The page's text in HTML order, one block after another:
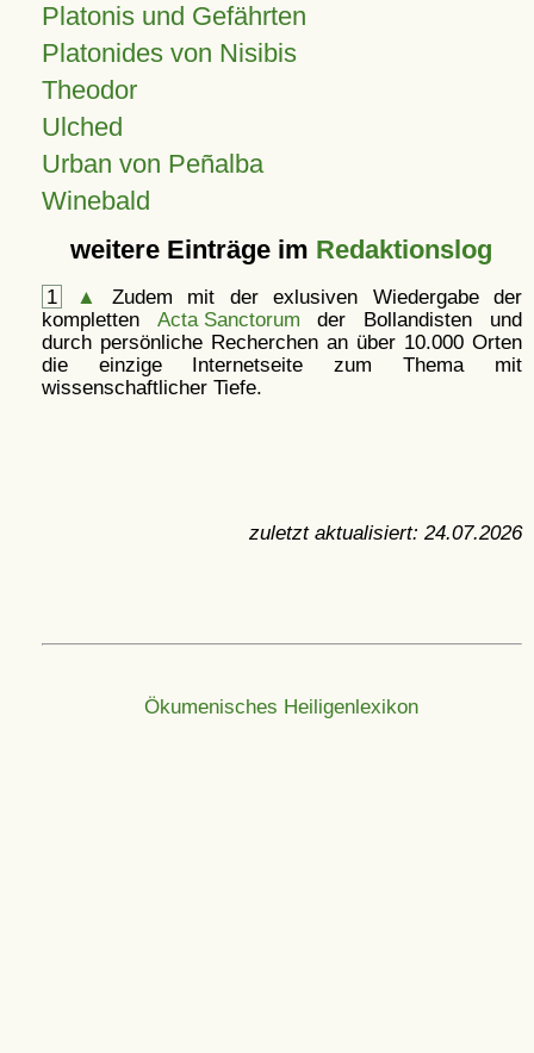
Platonis und Gefährten
Platonides von Nisibis
Theodor
Ulched
Urban von Peñalba
Winebald
weitere Einträge im Redaktionslog
1 ▲
Zudem mit der exlusiven Wiedergabe der
kompletten Acta Sanctorum der Bollandisten und
durch persönliche Recherchen an über 10.000 Orten
die einzige Internetseite zum Thema mit
wissenschaftlicher Tiefe.
zuletzt aktualisiert: 24.07.2026
Ökumenisches Heiligenlexikon